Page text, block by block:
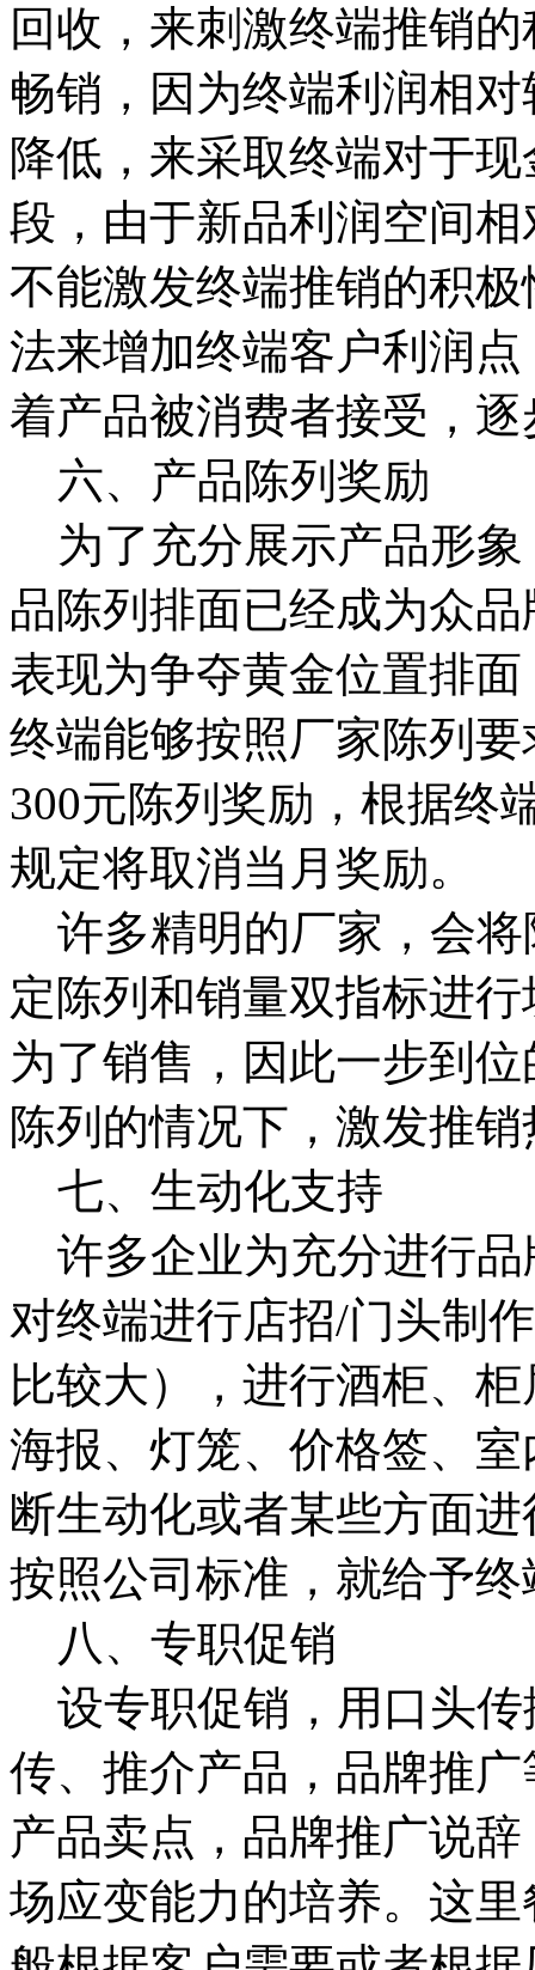
回收，来刺激终端推销
畅销，因为终端利润相
降低，来采取终端对于
段，由于新品利润空间
不能激发终端推销的积
法来增加终端客户利润
着产品被消费者接受，
六、产品陈列奖励
为了充分展示产品形象
品陈列排面已经成为众
表现为争夺黄金位置排
终端能够按照厂家陈列
300元陈列奖励，根据终
规定将取消当月奖励。
许多精明的厂家，会将
定陈列和销量双指标进
为了销售，因此一步到
陈列的情况下，激发推
七、生动化支持
许多企业为充分进行品
对终端进行店招/门头制
比较大），进行酒柜、
海报、灯笼、价格签、
断生动化或者某些方面
按照公司标准，就给予
八、专职促销
设专职促销，用口头传
传、推介产品，品牌推
产品卖点，品牌推广说
场应变能力的培养。这